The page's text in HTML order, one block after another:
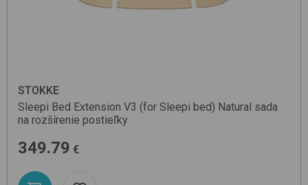
STOKKE
Sleepi Bed Extension V3 (for Sleepi bed) Natural sada
na rozšírenie postieľky
349.79 €